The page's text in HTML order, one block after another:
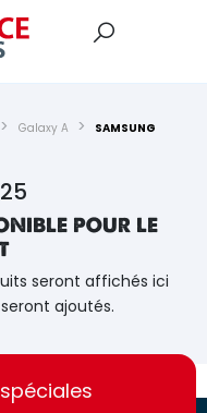
Galaxy A
SAMSUNG
pour le
seront affichés ici
ajoutés.